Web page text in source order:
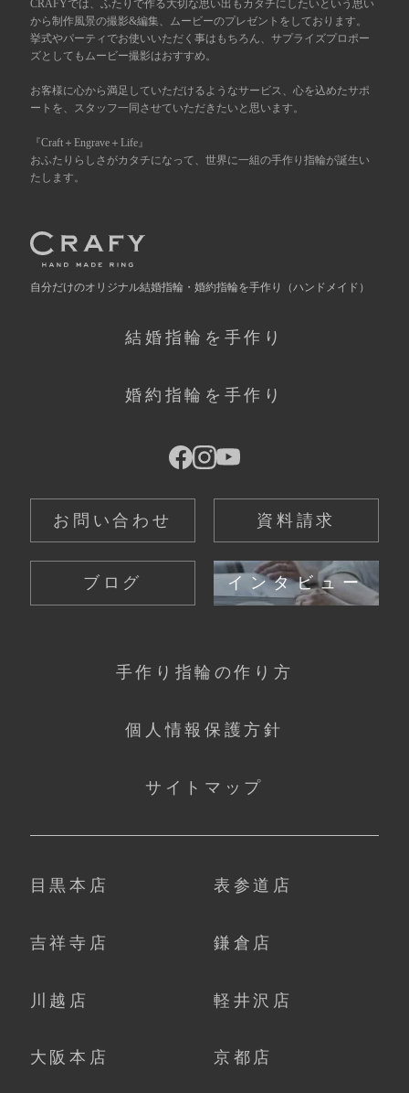
CRAFYでは、ふたりで作る大切な思い出もカタチにしたいという思い
から制作風景の撮影&編集、ムービーのプレゼントをしております。
挙式やパーティでお使いいただく事はもちろん、サプライズプロポー
ズとしてもムービー撮影はおすすめ。
お客様に心から満足していただけるようなサービス、心を込めたサポ
ートを、スタッフ一同させていただきたいと思います。
『Craft＋Engrave＋Life』
おふたりらしさがカタチになって、世界に一組の手作り指輪が誕生い
たします。
自分だけのオリジナル結婚指輪・婚約指輪を手作り （ハンドメイド）
結婚指輪を手作り
婚約指輪を手作り
お問い合わせ 資料請求
ブログ インタビュー
手作り指輪の作り方
個人情報保護方針
サイトマップ
目黒本店 表参道店
吉祥寺店 鎌倉店
川越店 軽井沢店
大阪本店 京都店